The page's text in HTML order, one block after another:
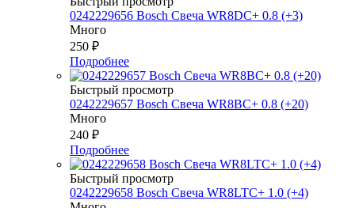
0242229656 Bosch Свеча WR8DC+ 0.8 (+3)
Много
250 ₽
Подробнее
Быстрый просмотр
0242229657 Bosch Свеча WR8BC+ 0.8 (+20)
Много
240 ₽
Подробнее
Быстрый просмотр
0242229658 Bosch Свеча WR8LTC+ 1.0 (+4)